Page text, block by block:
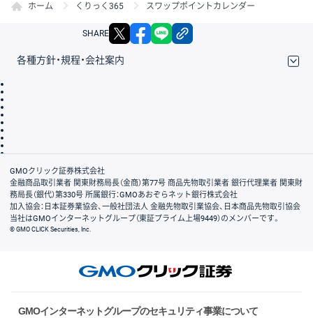
ホーム くりっく365 スワップポイントカレンダー
SHARE X facebook
各種方針・規程・会社案内
会社案内
GMOクリック証券株式会社
金融商品取引業者 関東財務局長（金商）第77号 商品先物取引業者 銀行代理業者 関東財
務局長（銀代）第330号 所属銀行：GMOあおぞらネット銀行株式会社
加入協会：日本証券業協会、一般社団法人 金融先物取引業協会、日本商品先物取引協会
当社はGMOインターネットグループ（東証プライム上場9449）のメンバーです。
© GMO CLICK Securities, Inc.
GMOインターネットグループのセキュリティ事業について